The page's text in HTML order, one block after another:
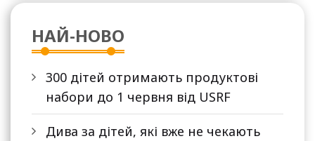
НАЙ-НОВО
300 дітей отримають продуктові
набори до 1 червня від USRF
Дива за дітей, які вже не чекають